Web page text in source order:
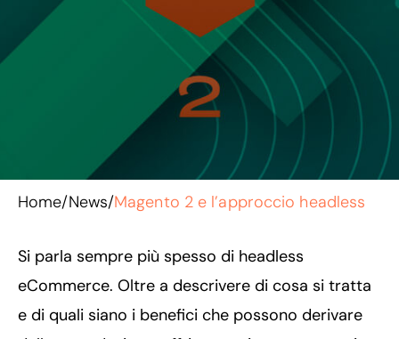
Home/News/Magento 2 e l’approccio headless
Si parla sempre più spesso di headless
eCommerce. Oltre a descrivere di cosa si tratta
e di quali siano i benefici che possono derivare